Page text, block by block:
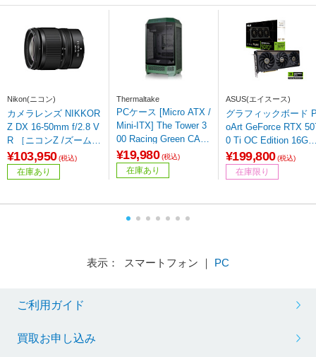
Nikon(ニコン)
カメラレンズ NIKKOR
Z DX 16-50mm f/2.8 V
R ［ニコンZ /ズームレ
ンズ］
¥103,950 (税込)
在庫あり
Thermaltake
PCケース [Micro ATX /
Mini-ITX] The Tower 3
00 Racing Green CA-1
Y4-00SCWN-00
¥19,980 (税込)
在庫あり
ASUS(エイスース)
グラフィックボード
oArt GeForce RTX
0 Ti OC Edition 16GB
GDDR7 PROART-RTX
5070TI-O16G ［
ce RTXシリーズ /16G
¥199,800 (税込)
在庫限り
表示： スマートフォン ｜ PC
ご利用ガイド
買取お申し込み